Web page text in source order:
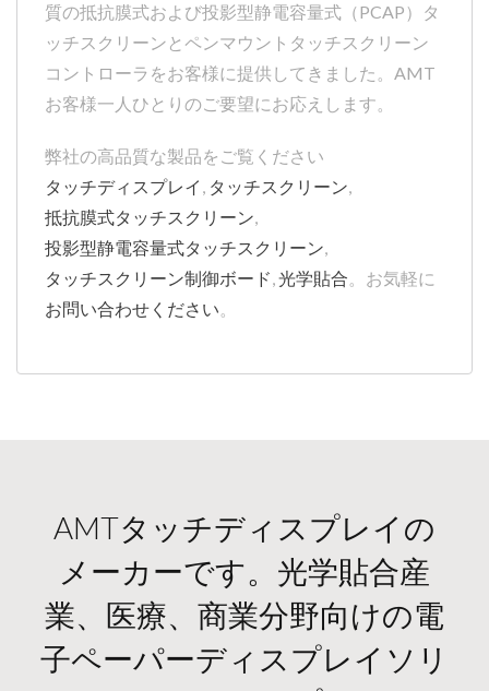
質の抵抗膜式および投影型静電容量式（PCAP）タ
ッチスクリーンとペンマウントタッチスクリーン
コントローラをお客様に提供してきました。AMT
お客様一人ひとりのご要望にお応えします。
弊社の高品質な製品をご覧ください
タッチディスプレイ , タッチスクリーン,
抵抗膜式タッチスクリーン,
投影型静電容量式タッチスクリーン,
タッチスクリーン制御ボード,光学貼合。お気軽に
お問い合わせください。
AMTタッチディスプレイの
メーカーです。光学貼合産
業、医療、商業分野向けの電
子ペーパーディスプレイソリ